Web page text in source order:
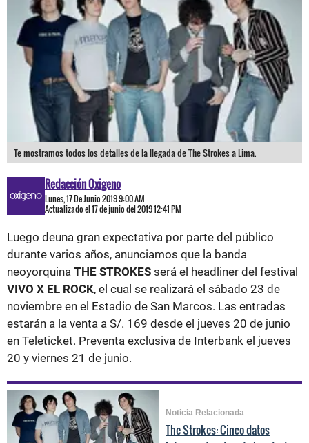
Te mostramos todos los detalles de la llegada de The Strokes a Lima.
Redacción Oxigeno
Lunes, 17 De Junio 2019 9:00 AM
Actualizado el 17 de junio del 2019 12:41 PM
Luego deuna gran expectativa por parte del público
durante varios años, anunciamos que la banda
neoyorquina THE STROKES será el headliner del festival
VIVO X EL ROCK, el cual se realizará el sábado 23 de
noviembre en el Estadio de San Marcos. Las entradas
estarán a la venta a S/. 169 desde el jueves 20 de junio
en Teleticket. Preventa exclusiva de Interbank el jueves
20 y viernes 21 de junio.
Noticia Relacionada
The Strokes: Cinco datos